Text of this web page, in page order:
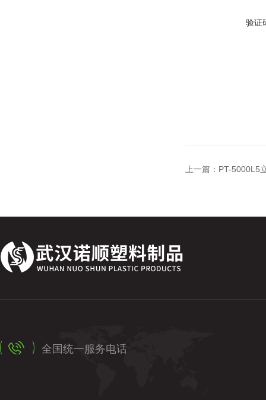
验证
上一篇： PT-5000L5
全国统一服务电话